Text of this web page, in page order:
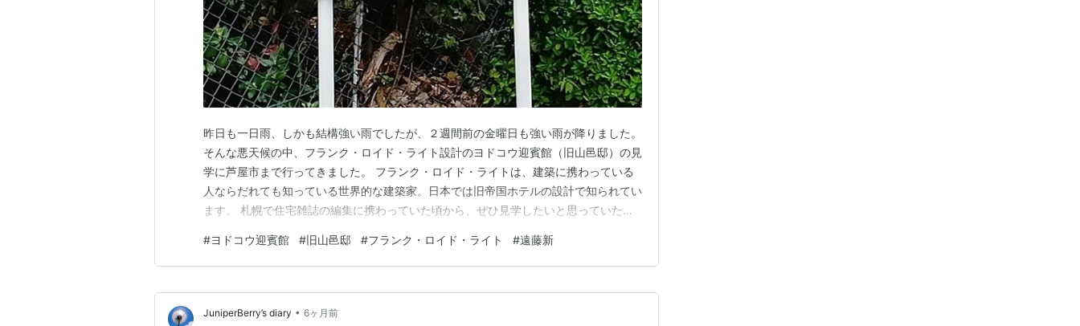
昨日も一日雨、しかも結構強い雨でしたが、２週間前の金曜日も強い雨が降りました。
そんな悪天候の中、フランク・ロイド・ライト設計のヨドコウ迎賓館（旧山邑邸）の見
学に芦屋市まで行ってきました。 フランク・ロイド・ライトは、建築に携わっている
人ならだれても知っている世界的な建築家。日本では旧帝国ホテルの設計で知られてい
ます。 札幌で住宅雑誌の編集に携わっていた頃から、ぜひ見学したいと思っていたヨ
り、めでたく参加してきました。 ライトの作品はその魅力の虜になる人が多く、札幌
で仕事をしていた時にもライトマニア（というか、ライト…
#ヨドコウ迎賓館 #旧山邑邸 #フランク・ロイド・ライト #遠藤新
JuniperBerry’s diary • 6ヶ月前